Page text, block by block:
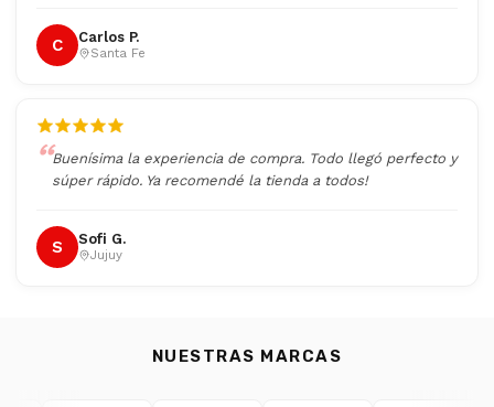
C Carlos P.
Santa Fe
Buenísima la experiencia de compra. Todo llegó perfecto y
súper rápido. Ya recomendé la tienda a todos!
S Sofi G.
Jujuy
NUESTRAS MARCAS